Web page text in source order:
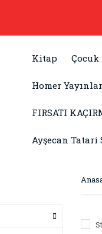
Kitap
Homer
FIRSATI
Ayşecan Tatari